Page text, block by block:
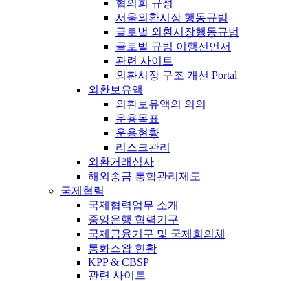
협의회 규정
서울외환시장 행동규범
글로벌 외환시장행동규범
글로벌 규범 이행선언서
관련 사이트
외환시장 구조 개선 Portal
외환보유액
외환보유액의 의의
운용목표
운용현황
리스크관리
외환거래심사
해외송금 통합관리제도
국제협력
국제협력업무 소개
중앙은행 협력기구
국제금융기구 및 국제회의체
통화스왑 현황
KPP & CBSP
관련 사이트